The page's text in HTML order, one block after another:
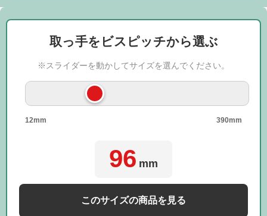
取っ手をビスピッチから選ぶ
※スライダーを動かしてサイズを選んでください。
12mm 390mm
96 mm
このサイズの商品を見る